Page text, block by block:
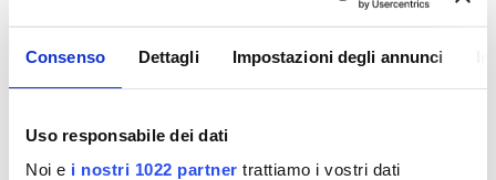
Consenso Dettagli Impostazioni degli annunci
Uso responsabile dei dati
Noi e i nostri 1022 partner trattiamo i vostri dati
EROGAZIONE DEI SERVIZI